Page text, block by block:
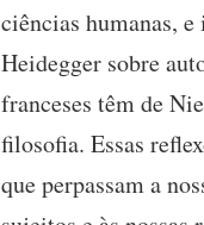
ciências humanas,
Heidegger sobre
franceses têm de
filosofia. Essas
que perpassam a